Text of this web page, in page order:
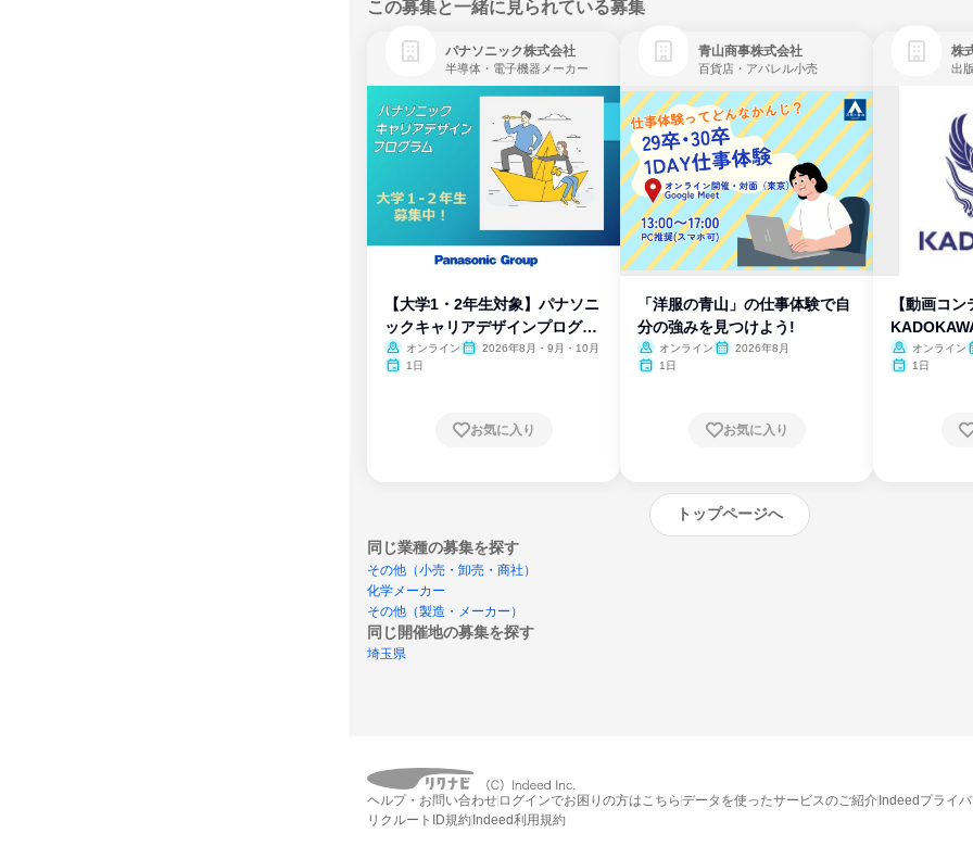
この募集と一緒に見られている募集
パナソニック株式会社
半導体・電子機器メーカー
【大学1・2年生対象】パナソニ
ックキャリアデザインプログラ
ム
オンライン
2026年8月・9月・10月
1日
お気に入り
青山商事株式会社
百貨店・アパレル小売
「洋服の青山」の仕事体験で自
分の強みを見つけよう!
オンライン
2026年8月
1日
お気に入り
株
出
【動画コン
オンライン
1日
トップページへ
同じ業種の募集を探す
その他（小売・卸売・商社）
化学メーカー
その他（製造・メーカー）
同じ開催地の募集を探す
埼玉県
ヘルプ・お問い合わせ ログインでお困りの方はこちら データを使ったサービスのご紹介 Indeedプライ
リクルートID規約 Indeed利用規約